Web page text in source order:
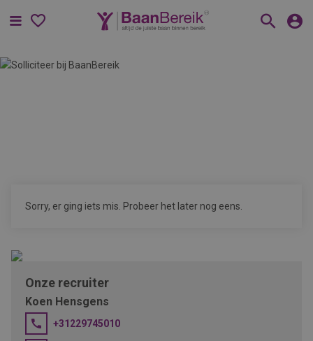
Menu
Sorry, er ging iets mis. Probeer het later nog eens.
Onze recruiter
Koen Hensgens
+31229745010